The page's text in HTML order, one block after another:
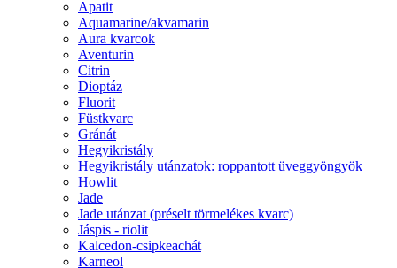
Apatit
Aquamarine/akvamarin
Aura kvarcok
Aventurin
Citrin
Dioptáz
Fluorit
Füstkvarc
Gránát
Hegyikristály
Hegyikristály utánzatok: roppantott üveggyöngyök
Howlit
Jade
Jade utánzat (préselt törmelékes kvarc)
Jáspis - riolit
Kalcedon-csipkeachát
Karneol